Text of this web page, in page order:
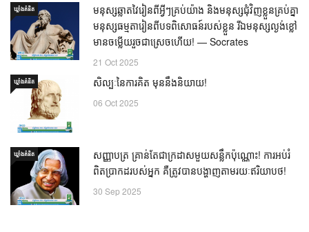
ឃ្លាំង​គំនិត
មនុស្សឆ្លាតវៃរៀនពីអ្វីៗគ្រប់យ៉ាង និងមនុស្សជុំវិញខ្លួនគ្រប់គ្នា
មនុស្សធម្មតារៀនពីបទពិសោធន៍របស់ខ្លួន រីឯមនុស្សល្ងង់ខ្លៅ
មានចម្លើយរួចជាស្រេចហើយ! — Socrates
21 Oct 2025
ឃ្លាំង​គំនិត សិល្បៈនៃការគិត មុននឹងនិយាយ!
06 Oct 2025
ឃ្លាំង​គំនិត
សញ្ញាបត្រ គ្រាន់តែជាក្រដាសមួយសន្លឹកប៉ុណ្ណោះ! ការអប់រំ
ពិតប្រាកដរបស់អ្នក គឺត្រូវបានបង្ហាញតាមរយៈឥរិយាបថ!
30 Sep 2025